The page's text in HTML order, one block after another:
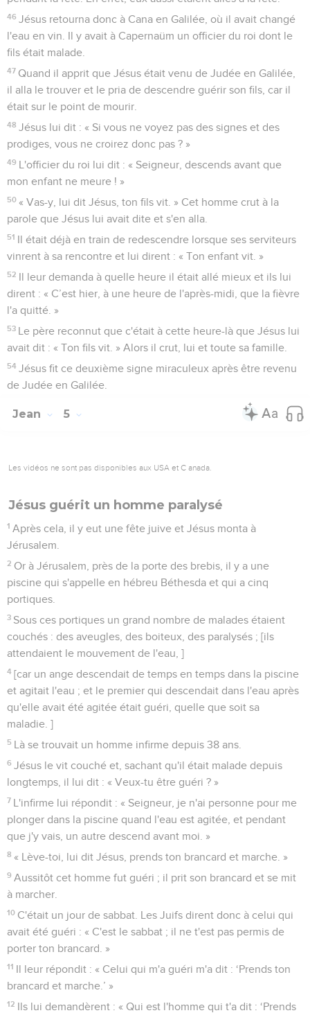
46 Jésus retourna donc à Cana en Galilée, où il avait changé
l'eau en vin. Il y avait à Capernaüm un officier du roi dont le
fils était malade.
47 Quand il apprit que Jésus était venu de Judée en Galilée,
il alla le trouver et le pria de descendre guérir son fils, car il
était sur le point de mourir.
48 Jésus lui dit : « Si vous ne voyez pas des signes et des
prodiges, vous ne croirez donc pas ? »
49 L'officier du roi lui dit : « Seigneur, descends avant que
mon enfant ne meure ! »
50 « Vas-y, lui dit Jésus, ton fils vit. » Cet homme crut à la
parole que Jésus lui avait dite et s'en alla.
51 Il était déjà en train de redescendre lorsque ses serviteurs
vinrent à sa rencontre et lui dirent : « Ton enfant vit. »
52 Il leur demanda à quelle heure il était allé mieux et ils lui
dirent : « C’est hier, à une heure de l'après-midi, que la fièvre
l'a quitté. »
53 Le père reconnut que c'était à cette heure-là que Jésus lui
avait dit : « Ton fils vit. » Alors il crut, lui et toute sa famille.
54 Jésus fit ce deuxième signe miraculeux après être revenu
de Judée en Galilée.
Jean 5
Les vidéos ne sont pas disponibles aux USA et C anada.
Jésus guérit un homme paralysé
1 Après cela, il y eut une fête juive et Jésus monta à
Jérusalem.
2 Or à Jérusalem, près de la porte des brebis, il y a une
piscine qui s'appelle en hébreu Béthesda et qui a cinq
portiques.
3 Sous ces portiques un grand nombre de malades étaient
couchés : des aveugles, des boiteux, des paralysés ; [ils
attendaient le mouvement de l'eau, ]
4 [car un ange descendait de temps en temps dans la piscine
et agitait l'eau ; et le premier qui descendait dans l'eau après
qu'elle avait été agitée était guéri, quelle que soit sa
maladie. ]
5 Là se trouvait un homme infirme depuis 38 ans.
6 Jésus le vit couché et, sachant qu'il était malade depuis
longtemps, il lui dit : « Veux-tu être guéri ? »
7 L'infirme lui répondit : « Seigneur, je n'ai personne pour me
plonger dans la piscine quand l'eau est agitée, et pendant
que j'y vais, un autre descend avant moi. »
8 « Lève-toi, lui dit Jésus, prends ton brancard et marche. »
9 Aussitôt cet homme fut guéri ; il prit son brancard et se mit
à marcher.
10 C'était un jour de sabbat. Les Juifs dirent donc à celui qui
avait été guéri : « C'est le sabbat ; il ne t'est pas permis de
porter ton brancard. »
11 Il leur répondit : « Celui qui m'a guéri m'a dit : ‘Prends ton
brancard et marche.’ »
12 Ils lui demandèrent : « Qui est l'homme qui t'a dit : ‘Prends